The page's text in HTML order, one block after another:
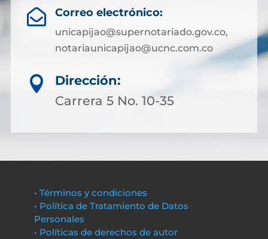
 Correo electrónico:
unicapijao@supernotariado.gov.co,
notariaunicapijao@ucnc.com.co

Dirección:
Carrera 5 No. 10-35
• Términos y condiciones
• Política de Tratamiento de Datos
Personales
• Políticas de derechos de autor